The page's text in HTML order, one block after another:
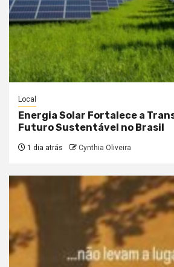
Local
Energia Solar Fortalece a
Futuro Sustentável no Brasil
1 dia atrás Cynthia Oliveira